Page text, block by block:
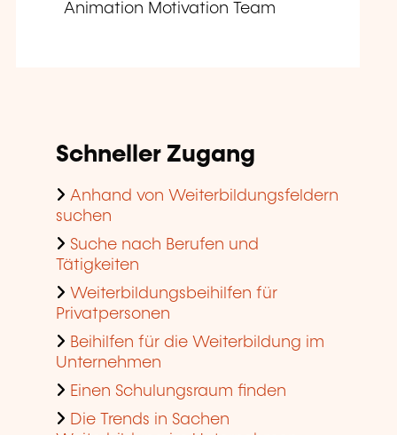
Animation Motivation Team
Schneller Zugang
Anhand von Weiterbildungsfeldern
suchen
Suche nach Berufen und
Tätigkeiten
Weiterbildungsbeihilfen für
Privatpersonen
Beihilfen für die Weiterbildung im
Unternehmen
Einen Schulungsraum finden
Die Trends in Sachen